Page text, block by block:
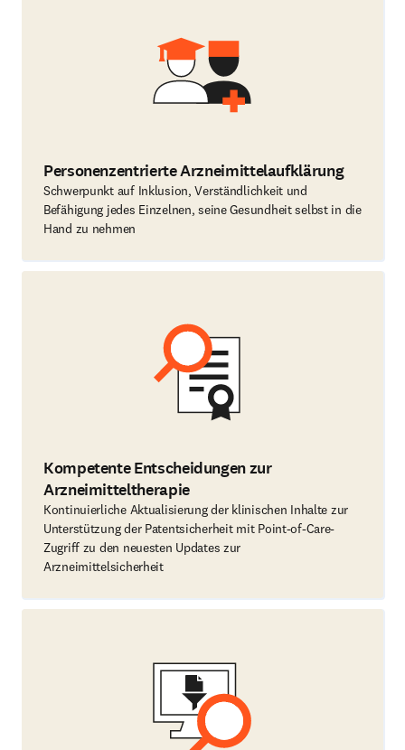
Personenzentrierte Arzneimittelaufklärung
Schwerpunkt auf Inklusion, Verständlichkeit und
Befähigung jedes Einzelnen, seine Gesundheit selbst in die
Hand zu nehmen
Kompetente Entscheidungen zur
Arzneimitteltherapie
Kontinuierliche Aktualisierung der klinischen Inhalte zur
Unterstützung der Patentsicherheit mit Point-of-Care-
Zugriff zu den neuesten Updates zur
Arzneimittelsicherheit